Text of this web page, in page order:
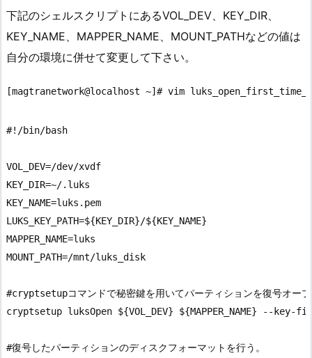
下記のシェルスクリプトにあるVOL_DEV、KEY_DIR、
KEY_NAME、MAPPER_NAME、MOUNT_PATHなどの値は
自分の環境に併せて変更して下さい。
#!/bin/bash
VOL_DEV=/dev/xvdf
KEY_DIR=~/.luks
KEY_NAME=luks.pem
LUKS_KEY_PATH=${KEY_DIR}/${KEY_NAME}
MAPPER_NAME=luks
MOUNT_PATH=/mnt/luks_disk
#cryptsetupコマンドで秘密鍵を用いてパーティションを復号オー
cryptsetup luksOpen ${VOL_DEV} ${MAPPER_NAME} --key-
#復号したパーティションのディスクフォーマットを行う。